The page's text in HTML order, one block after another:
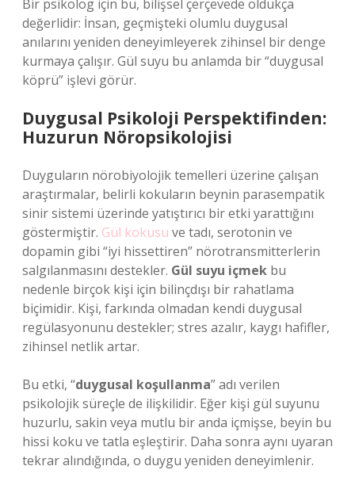
Bir psikolog için bu, bilişsel çerçevede oldukça
değerlidir: İnsan, geçmişteki olumlu duygusal
anılarını yeniden deneyimleyerek zihinsel bir denge
kurmaya çalışır. Gül suyu bu anlamda bir “duygusal
köprü” işlevi görür.
Duygusal Psikoloji Perspektifinden:
Huzurun Nöropsikolojisi
Duyguların nörobiyolojik temelleri üzerine çalışan
araştırmalar, belirli kokuların beynin parasempatik
sinir sistemi üzerinde yatıştırıcı bir etki yarattığını
göstermiştir. Gül kokusu ve tadı, serotonin ve
dopamin gibi “iyi hissettiren” nörotransmitterlerin
salgılanmasını destekler. Gül suyu içmek bu
nedenle birçok kişi için bilinçdışı bir rahatlama
biçimidir. Kişi, farkında olmadan kendi duygusal
regülasyonunu destekler; stres azalır, kaygı hafifler,
zihinsel netlik artar.
Bu etki, “duygusal koşullanma” adı verilen
psikolojik süreçle de ilişkilidir. Eğer kişi gül suyunu
huzurlu, sakin veya mutlu bir anda içmişse, beyin bu
hissi koku ve tatla eşleştirir. Daha sonra aynı uyaran
tekrar alındığında, o duygu yeniden deneyimlenir.